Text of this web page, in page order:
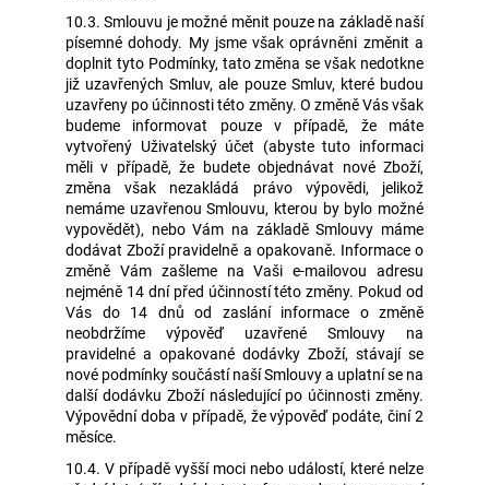
10.3. Smlouvu je možné měnit pouze na základě naší
písemné dohody. My jsme však oprávněni změnit a
doplnit tyto Podmínky, tato změna se však nedotkne
již uzavřených Smluv, ale pouze Smluv, které budou
uzavřeny po účinnosti této změny. O změně Vás však
budeme informovat pouze v případě, že máte
vytvořený Uživatelský účet (abyste tuto informaci
měli v případě, že budete objednávat nové Zboží,
změna však nezakládá právo výpovědi, jelikož
nemáme uzavřenou Smlouvu, kterou by bylo možné
vypovědět), nebo Vám na základě Smlouvy máme
dodávat Zboží pravidelně a opakovaně. Informace o
změně Vám zašleme na Vaši e-mailovou adresu
nejméně 14 dní před účinností této změny. Pokud od
Vás do 14 dnů od zaslání informace o změně
neobdržíme výpověď uzavřené Smlouvy na
pravidelné a opakované dodávky Zboží, stávají se
nové podmínky součástí naší Smlouvy a uplatní se na
další dodávku Zboží následující po účinnosti změny.
Výpovědní doba v případě, že výpověď podáte, činí 2
měsíce.
10.4. V případě vyšší moci nebo událostí, které nelze